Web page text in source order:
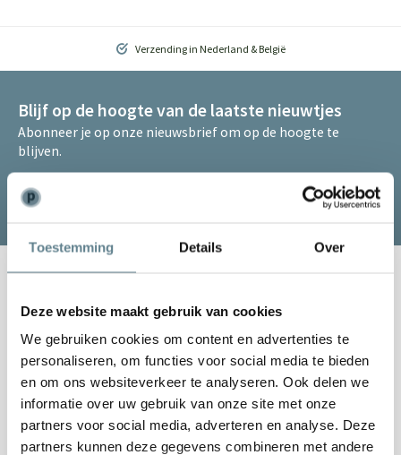
Toestemming Details Over
Deze website maakt gebruik van cookies
We gebruiken cookies om content en advertenties te
personaliseren, om functies voor social media te bieden
en om ons websiteverkeer te analyseren. Ook delen we
informatie over uw gebruik van onze site met onze
partners voor social media, adverteren en analyse. Deze
partners kunnen deze gegevens combineren met andere
Verzending in Nederland & België
Blijf op de hoogte van de laatste nieuwtjes
Abonneer je op onze nieuwsbrief om op de hoogte te
blijven.
Abonneer
Klantenservice:
openingstijden
Bellen
0344-228104
Mailen
info@polyesterplantenbakken.nl